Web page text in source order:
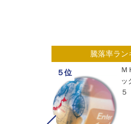
騰落率ラン
５位
Ｍ
ッ
５